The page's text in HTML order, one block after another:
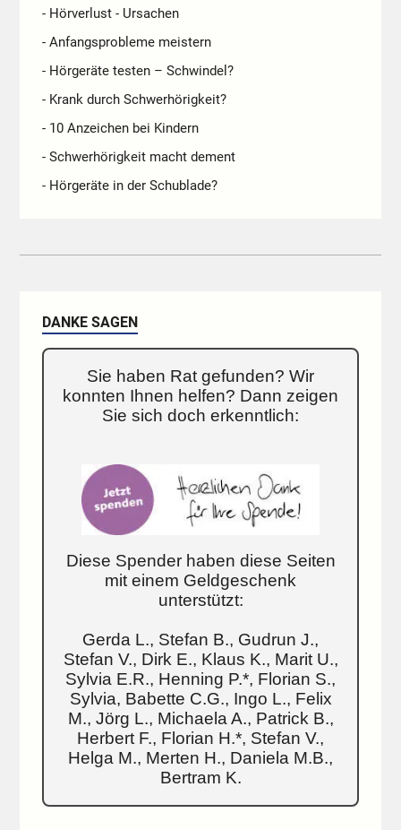
- Hörverlust - Ursachen
- Anfangsprobleme meistern
- Hörgeräte testen – Schwindel?
- Krank durch Schwerhörigkeit?
- 10 Anzeichen bei Kindern
- Schwerhörigkeit macht dement
- Hörgeräte in der Schublade?
DANKE SAGEN
Sie haben Rat gefunden? Wir
konnten Ihnen helfen? Dann zeigen
Sie sich doch erkenntlich:
Diese Spender haben diese Seiten
mit einem Geldgeschenk
unterstützt:
Gerda L., Stefan B., Gudrun J.,
Stefan V., Dirk E., Klaus K., Marit U.,
Sylvia E.R., Henning P.*, Florian S.,
Sylvia, Babette C.G., Ingo L., Felix
M., Jörg L., Michaela A., Patrick B.,
Herbert F., Florian H.*, Stefan V.,
Helga M., Merten H., Daniela M.B.,
Bertram K.